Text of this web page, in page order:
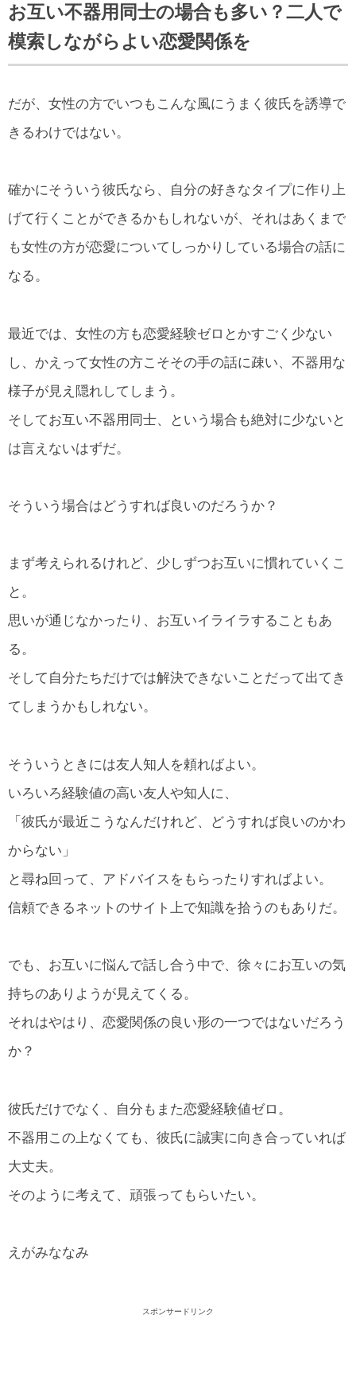
お互い不器用同士の場合も多い？二人で
模索しながらよい恋愛関係を
だが、女性の方でいつもこんな風にうまく彼氏を誘導で
きるわけではない。
確かにそういう彼氏なら、自分の好きなタイプに作り上
げて行くことができるかもしれないが、それはあくまで
も女性の方が恋愛についてしっかりしている場合の話に
なる。
最近では、女性の方も恋愛経験ゼロとかすごく少ない
し、かえって女性の方こそその手の話に疎い、不器用な
様子が見え隠れしてしまう。
そしてお互い不器用同士、という場合も絶対に少ないと
は言えないはずだ。
そういう場合はどうすれば良いのだろうか？
まず考えられるけれど、少しずつお互いに慣れていくこ
と。
思いが通じなかったり、お互いイライラすることもあ
る。
そして自分たちだけでは解決できないことだって出てき
てしまうかもしれない。
そういうときには友人知人を頼ればよい。
いろいろ経験値の高い友人や知人に、
「彼氏が最近こうなんだけれど、どうすれば良いのかわ
からない」
と尋ね回って、アドバイスをもらったりすればよい。
信頼できるネットのサイト上で知識を拾うのもありだ。
でも、お互いに悩んで話し合う中で、徐々にお互いの気
持ちのありようが見えてくる。
それはやはり、恋愛関係の良い形の一つではないだろう
か？
彼氏だけでなく、自分もまた恋愛経験値ゼロ。
不器用この上なくても、彼氏に誠実に向き合っていれば
大丈夫。
そのように考えて、頑張ってもらいたい。
えがみななみ
スポンサードリンク